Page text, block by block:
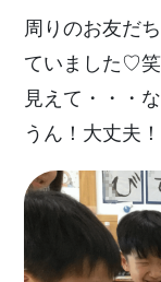
周りのお友だ
ていました♡
見えて・・・
うん！大丈夫！